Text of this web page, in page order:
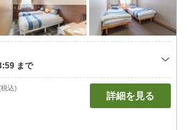
込)
詳細を見る